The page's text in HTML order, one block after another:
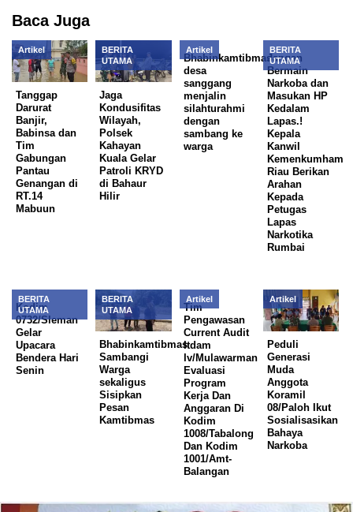
Baca Juga
Artikel
Tanggap
Darurat
Banjir,
Babinsa dan
Tim
Gabungan
Pantau
Genangan di
RT.14
Mabuun
BERITA
UTAMA
Jaga
Kondusifitas
Wilayah,
Polsek
Kahayan
Kuala Gelar
Patroli KRYD
di Bahaur
Hilir
Artikel
Bhabinkamtibmas
desa
sanggang
menjalin
silahturahmi
dengan
sambang ke
warga
BERITA
UTAMA
Jangan
Bermain
Narkoba dan
Masukan HP
Kedalam
Lapas.!
Kepala
Kanwil
Kemenkumham
Riau Berikan
Arahan
Kepada
Petugas
Lapas
Narkotika
Rumbai
BERITA
UTAMA
Kodim
0732/Sleman
Gelar
Upacara
Bendera Hari
Senin
BERITA
UTAMA
Bhabinkamtibmas
Sambangi
Warga
sekaligus
Sisipkan
Pesan
Kamtibmas
Artikel
Tim
Pengawasan
Current Audit
Itdam
Iv/Mulawarman
Evaluasi
Program
Kerja Dan
Anggaran Di
Kodim
1008/Tabalong
Dan Kodim
1001/Amt-
Balangan
Artikel
Peduli
Generasi
Muda
Anggota
Koramil
08/Paloh Ikut
Sosialisasikan
Bahaya
Narkoba